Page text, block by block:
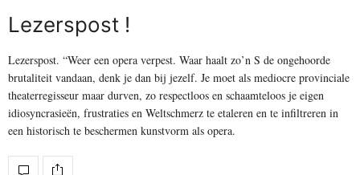
Lezerspost !
Lezerspost. “Weer een opera verpest. Waar haalt zo’n S de ongehoorde
brutaliteit vandaan, denk je dan bij jezelf. Je moet als mediocre provinciale
theaterregisseur maar durven, zo respectloos en schaamteloos je eigen
idiosyncrasieën, frustraties en Weltschmerz te etaleren en te infiltreren in
een historisch te beschermen kunstvorm als opera.